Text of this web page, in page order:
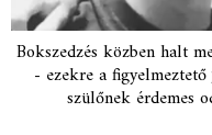
Bokszedzés közben halt
- ezekre a
szülőnek érdemes